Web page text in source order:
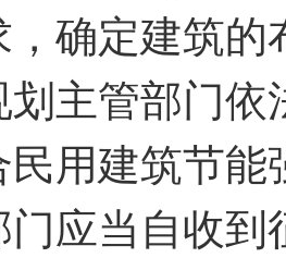
确定建筑
管部门依
用建筑节
应当自收